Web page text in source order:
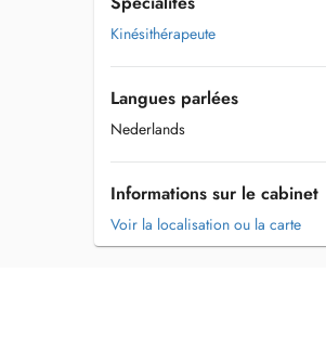
Kinésithérapeute
Langues parlées
Nederlands
Informations sur le cabinet
Voir la localisation ou la carte